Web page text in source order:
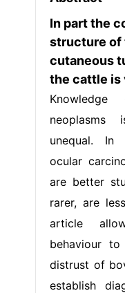
In part the
structure of
cutaneous
the cattle is
unequal. In
ocular
are better
rarer, are
article
behaviour
distrust of
establish